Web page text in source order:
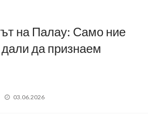
на Палау: Само ние
да признаем
Posted
03.06.2026